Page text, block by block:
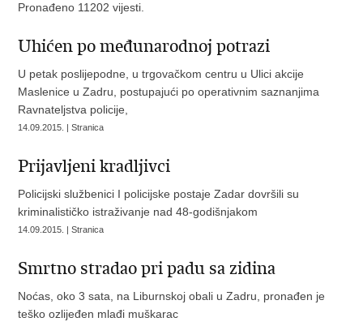
Pronađeno 11202 vijesti.
Uhićen po međunarodnoj potrazi
U petak poslijepodne, u trgovačkom centru u Ulici akcije
Maslenice u Zadru, postupajući po operativnim saznanjima
Ravnateljstva policije,
14.09.2015. | Stranica
Prijavljeni kradljivci
Policijski službenici I policijske postaje Zadar dovršili su
kriminalističko istraživanje nad 48-godišnjakom
14.09.2015. | Stranica
Smrtno stradao pri padu sa zidina
Noćas, oko 3 sata, na Liburnskoj obali u Zadru, pronađen je
teško ozlijeđen mlađi muškarac